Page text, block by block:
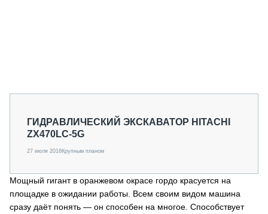
ГИДРАВЛИЧЕСКИЙ ЭКСКАВАТОР HITACHI
ZX470LC-5G
27 июля 2016Крупным планом
Мощный гигант в оранжевом окрасе гордо красуется на
площадке в ожидании работы. Всем своим видом машина
сразу даёт понять — он способен на многое. Способствует